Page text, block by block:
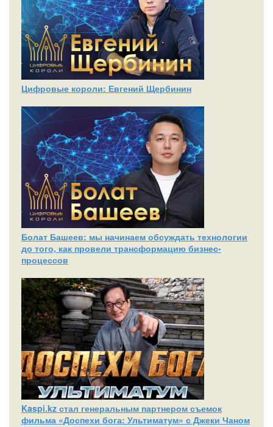
Цифровые короли: Евгений Щербинин
Болат Башеев: мы начинаем обсуждать технологии
до того, как провели трансформацию бизнес-
процессов
Kaspi.kz стал генеральным партнером съемок
фильма «Доспехи бога: Ультиматум» с Джеки Чаном